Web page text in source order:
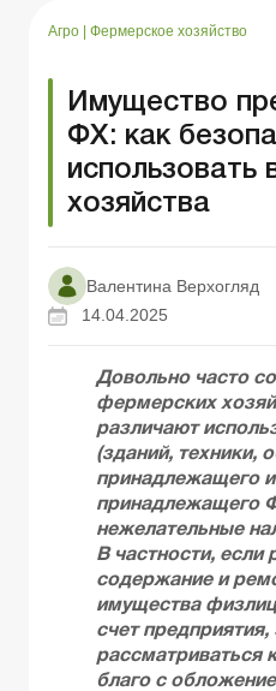
Агро Фермерское хозяйство
Имущество
ФХ: как
использовать
хозяйства
Валентина Верхогляд
14.04.2025
Довольно часто
фермерских
различают
(зданий, техники,
принадлежащего
принадлежащего
нежелательные
В частности, если
содержание и
имущества
счет
рассматриваться
благо с